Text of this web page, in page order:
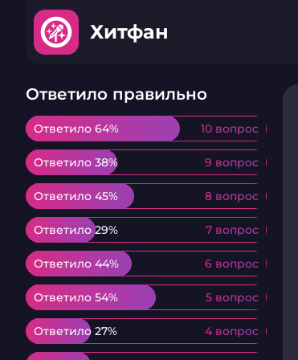
Хитфан
Ответило правильно
Ответило 64% 10 вопрос
Ответило 64% 10 вопрос
Ответило 38% 9 вопрос
Ответило 38% 9 вопрос
Ответило 45% 8 вопрос
Ответило 45% 8 вопрос
Ответило 29% 7 вопрос
Ответило 29% 7 вопрос
Ответило 44% 6 вопрос
Ответило 44% 6 вопрос
Ответило 54% 5 вопрос
Ответило 54% 5 вопрос
Ответило 27% 4 вопрос
Ответило 27% 4 вопрос